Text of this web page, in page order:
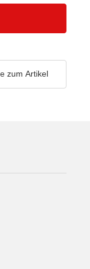
zum Artikel